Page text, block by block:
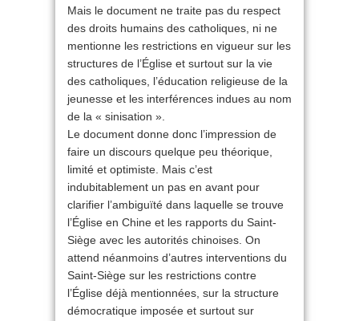
Mais le document ne traite pas du respect
des droits humains des catholiques, ni ne
mentionne les restrictions en vigueur sur les
structures de l’Église et surtout sur la vie
des catholiques, l’éducation religieuse de la
jeunesse et les interférences indues au nom
de la « sinisation ».
Le document donne donc l’impression de
faire un discours quelque peu théorique,
limité et optimiste. Mais c’est
indubitablement un pas en avant pour
clarifier l’ambiguïté dans laquelle se trouve
l’Église en Chine et les rapports du Saint-
Siège avec les autorités chinoises. On
attend néanmoins d’autres interventions du
Saint-Siège sur les restrictions contre
l’Église déjà mentionnées, sur la structure
démocratique imposée et surtout sur